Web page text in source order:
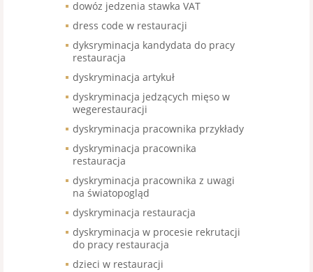
dowóz jedzenia stawka VAT
dress code w restauracji
dyksryminacja kandydata do pracy
restauracja
dyskryminacja artykuł
dyskryminacja jedzących mięso w
wegerestauracji
dyskryminacja pracownika przykłady
dyskryminacja pracownika
restauracja
dyskryminacja pracownika z uwagi
na światopogląd
dyskryminacja restauracja
dyskryminacja w procesie rekrutacji
do pracy restauracja
dzieci w restauracji